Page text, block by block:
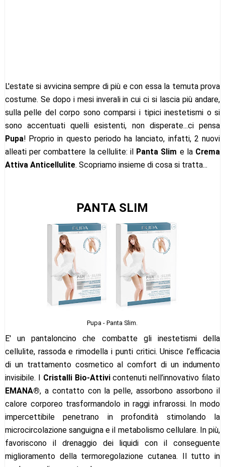
L'estate si avvicina sempre di più e con essa la temuta prova
costume. Se dopo i mesi inverali in cui ci si lascia più andare,
sulla pelle del corpo sono comparsi i tipici inestetismi o si
sono accentuati quelli esistenti, non disperate...ci pensa
Pupa! Proprio in questo periodo ha lanciato, infatti, 2 nuovi
alleati per combattere la cellulite: il
Panta Slim e laCrema
Attiva Anticellulite. Scopriamo insieme di cosa si tratta...
PANTA SLIM
Pupa - Panta Slim.
E' un pantaloncino che combatte gli inestetismi della
cellulite, rassoda e rimodella i punti critici. Unisce l’efficacia
di un trattamento cosmetico al comfort di un indumento
invisibile. I Cristalli Bio-Attivicontenuti nell’innovativo filato
EMANA®, a contatto con la pelle, assorbono assorbono il
calore corporeo trasformandolo in raggi infrarossi. In modo
impercettibile penetrano in profondità stimolando la
microcircolazione sanguigna e il metabolismo cellulare. In più,
favoriscono il drenaggio dei liquidi con il conseguente
miglioramento della termoregolazione cutanea. Il tutto in